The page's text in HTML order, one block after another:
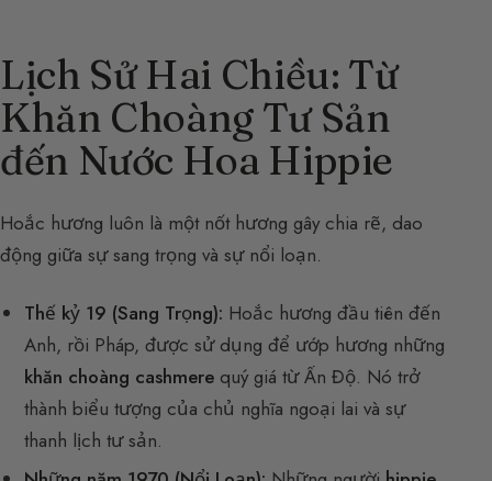
Lịch Sử Hai Chiều: Từ
Khăn Choàng Tư Sản
đến Nước Hoa Hippie
Hoắc hương luôn là một nốt hương gây chia rẽ, dao
động giữa sự sang trọng và sự nổi loạn.
Thế kỷ 19 (Sang Trọng): Hoắc hương đầu tiên đến
Anh, rồi Pháp, được sử dụng để ướp hương những
khăn choàng cashmere quý giá từ Ấn Độ. Nó trở
thành biểu tượng của chủ nghĩa ngoại lai và sự
thanh lịch tư sản.